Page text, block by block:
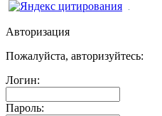
Авторизация
Пожалуйста, авторизуйтесь:
Логин:
Пароль: